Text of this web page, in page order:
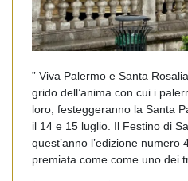
” Viva Palermo e Santa
grido dell’anima con cui i
loro, festeggeranno la Santa
il 14 e 15 luglio. Il Festino di
quest’anno l’edizione numero
premiata come come uno dei